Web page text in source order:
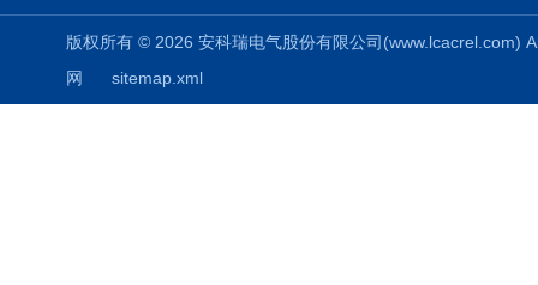
版权所有 © 2026 安科瑞电气股份有限公司
网
sitemap.xml